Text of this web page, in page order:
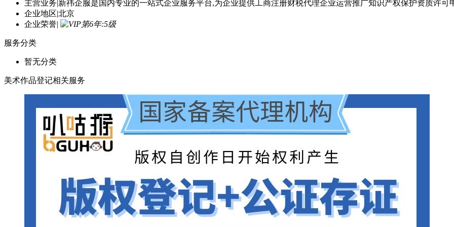
主营业务 新祎企服是国内专业的一站式企业服务平台,为企业提供工商注册财税代理企业运营推广知识产权保护资质许可
企业地区|北京
企业荣誉|
服务分类
暂无分类
美术作品登记相关服务